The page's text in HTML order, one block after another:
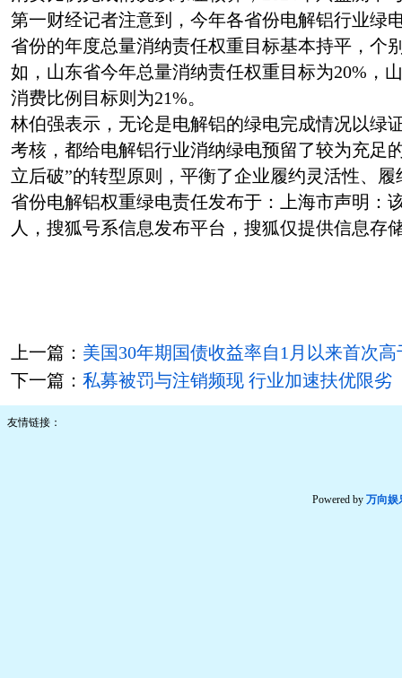
第一财经记者注意到，今年各省份电解铝行业绿
省份的年度总量消纳责任权重目标基本持平，个
如，山东省今年总量消纳责任权重目标为20%，
消费比例目标则为21%。
林伯强表示，无论是电解铝的绿电完成情况以绿
考核，都给电解铝行业消纳绿电预留了较为充足
立后破”的转型原则，平衡了企业履约灵活性、
省份电解铝权重绿电责任发布于：上海市声明：
人，搜狐号系信息发布平台，搜狐仅提供信息存
上一篇： 美国30年期国债收益率自1月以来首次
下一篇： 私募被罚与注销频现 行业加速扶优限劣
友情链接：
Powered by 万向娱